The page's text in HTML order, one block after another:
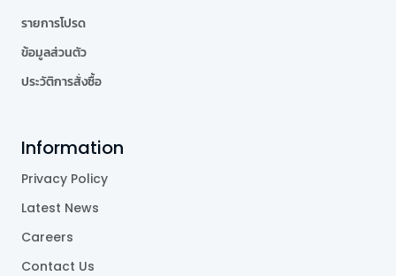
รายการโปรด
ข้อมูลส่วนตัว
ประวัติการสั่งซื้อ
Information
Privacy Policy
Latest News
Careers
Contact Us